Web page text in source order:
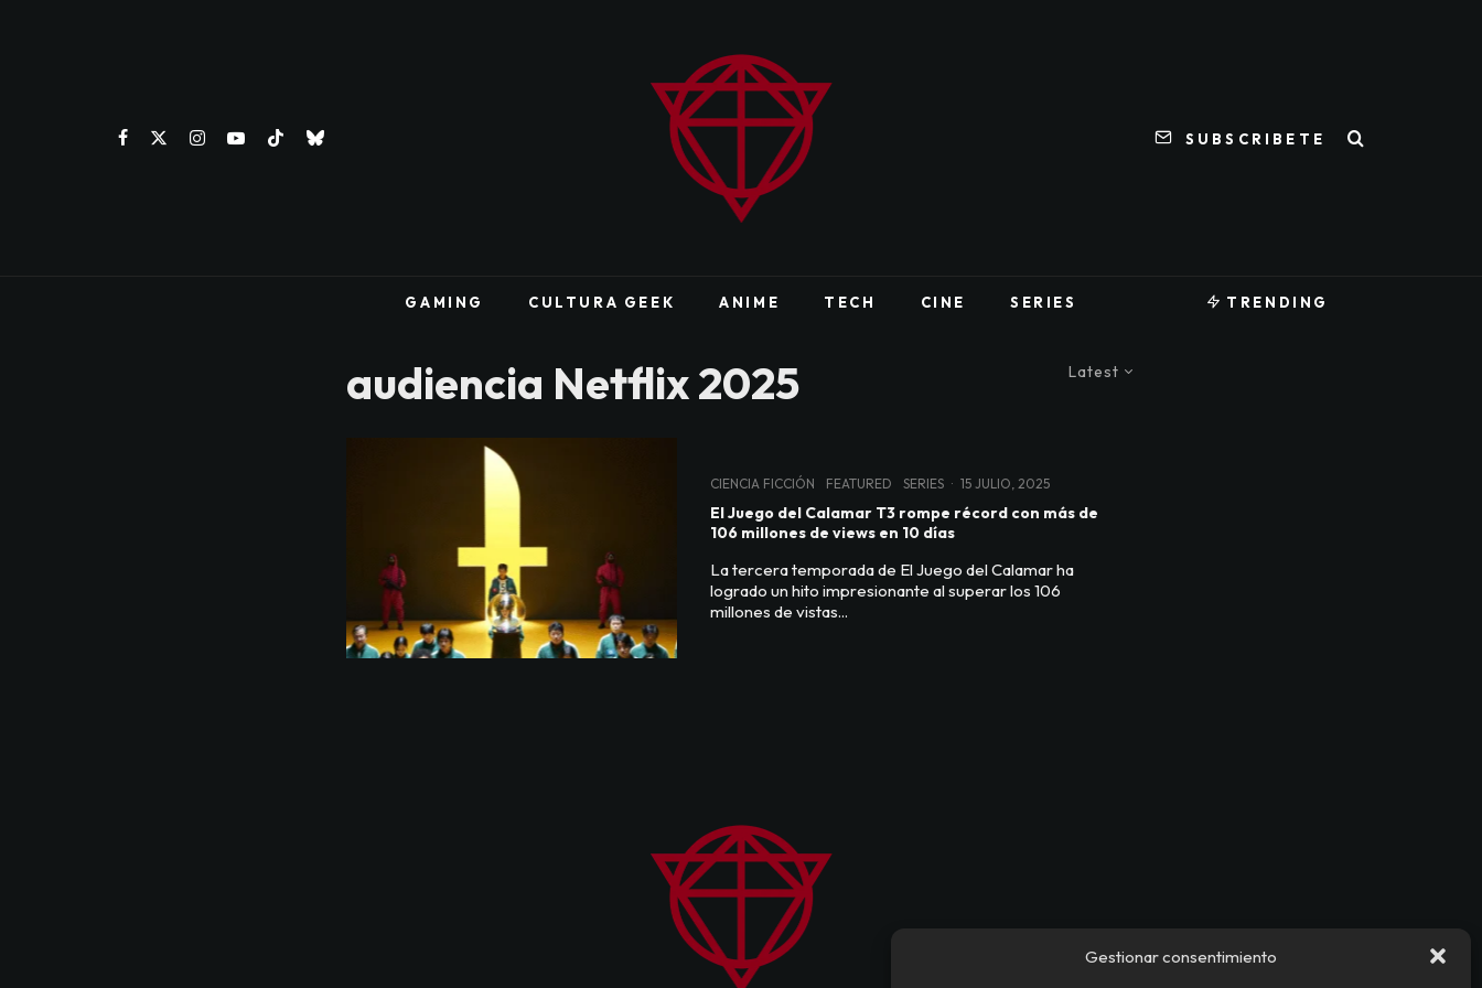
Gestionar consentimiento
SUBSCRIBETE
GAMING CULTURA GEEK ANIME TECH CINE SERIES TRENDING
Latest
audiencia Netflix 2025
CIENCIA FICCIÓN FEATURED SERIES · 15 JULIO, 2025
El Juego del Calamar T3 rompe récord con más de
106 millones de views en 10 días
La tercera temporada de El Juego del Calamar ha
logrado un hito impresionante al superar los 106
millones de vistas...